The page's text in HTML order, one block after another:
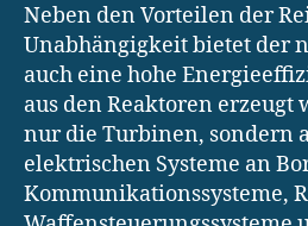
Neben den Vorteilen der
Unabhängigkeit bietet der
auch eine hohe
aus den Reaktoren
nur die Turbinen, sondern
elektrischen Systeme an
Kommunikationssysteme,